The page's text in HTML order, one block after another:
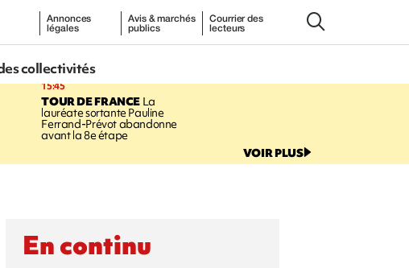
Annonces
légales
Avis & marchés
publics
Courrier des
lecteurs
collectivités
15:45
TOUR DE FRANCELa
lauréate sortante Pauline
Ferrand-Prévot abandonne
avant la 8e étape
VOIR PLUS
En continu